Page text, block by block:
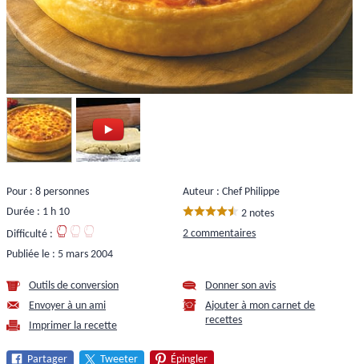
Pour : 8 personnes
Durée : 1 h 10
Difficulté :
Publiée le : 5 mars 2004
Auteur : Chef Philippe
2 notes
2 commentaires
Outils de conversion
Envoyer à un ami
Imprimer la recette
Donner son avis
Ajouter à mon carnet de
recettes
Partager Tweeter Épingler